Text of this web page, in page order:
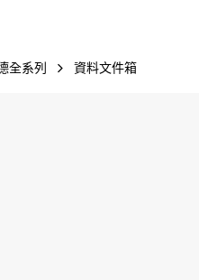
全系列 資料文件箱